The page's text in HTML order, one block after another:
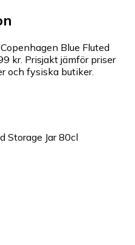
Blue Fluted
kr. Prisjakt jämför priser
och fysiska butiker.
Storage Jar 80cl